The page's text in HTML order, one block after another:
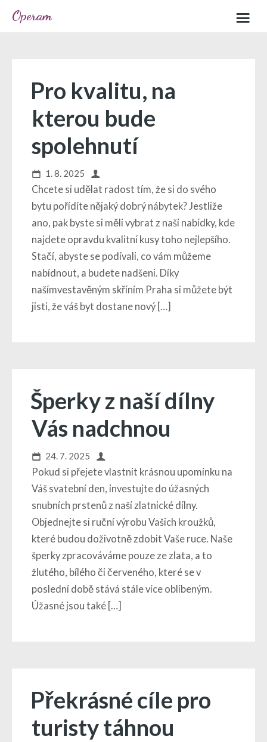
Operam
Sample page
Pro kvalitu, na
kterou bude
spolehnutí
1. 8. 2025
Chcete si udělat radost tím, že si do svého
bytu pořídíte nějaký dobrý nábytek? Jestliže
ano, pak byste si měli vybrat z naší nabídky, kde
najdete opravdu kvalitní kusy toho nejlepšího.
Stačí, abyste se podívali, co vám můžeme
nabídnout, a budete nadšeni. Díky
našímvestavěným skříním Praha si můžete být
jisti, že váš byt dostane nový […]
Šperky z naší dílny
Vás nadchnou
24. 7. 2025
Pokud si přejete vlastnit krásnou upomínku na
Váš svatební den, investujte do úžasných
snubních prstenů z naší zlatnické dílny.
Objednejte si ruční výrobu Vašich kroužků,
které budou doživotně zdobit Vaše ruce. Naše
šperky zpracováváme pouze ze zlata, a to
žlutého, bílého či červeného, které se v
poslední době stává stále více oblíbeným.
Úžasné jsou také […]
Překrásné cíle pro
turisty táhnou